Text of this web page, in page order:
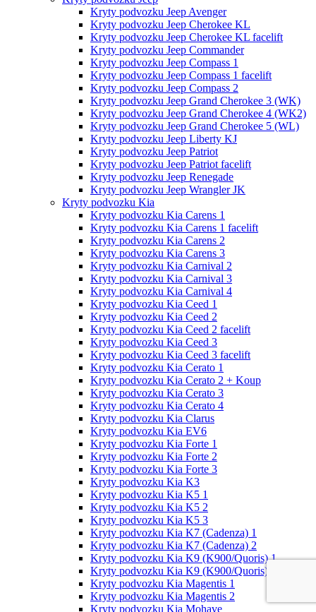
Kryty podvozku Jeep Avenger
Kryty podvozku Jeep Cherokee KL
Kryty podvozku Jeep Cherokee KL facelift
Kryty podvozku Jeep Commander
Kryty podvozku Jeep Compass 1
Kryty podvozku Jeep Compass 1 facelift
Kryty podvozku Jeep Compass 2
Kryty podvozku Jeep Grand Cherokee 3 (WK)
Kryty podvozku Jeep Grand Cherokee 4 (WK2)
Kryty podvozku Jeep Grand Cherokee 5 (WL)
Kryty podvozku Jeep Liberty KJ
Kryty podvozku Jeep Patriot
Kryty podvozku Jeep Patriot facelift
Kryty podvozku Jeep Renegade
Kryty podvozku Jeep Wrangler JK
Kryty podvozku Kia
Kryty podvozku Kia Carens 1
Kryty podvozku Kia Carens 1 facelift
Kryty podvozku Kia Carens 2
Kryty podvozku Kia Carens 3
Kryty podvozku Kia Carnival 2
Kryty podvozku Kia Carnival 3
Kryty podvozku Kia Carnival 4
Kryty podvozku Kia Ceed 1
Kryty podvozku Kia Ceed 2
Kryty podvozku Kia Ceed 2 facelift
Kryty podvozku Kia Ceed 3
Kryty podvozku Kia Ceed 3 facelift
Kryty podvozku Kia Cerato 1
Kryty podvozku Kia Cerato 2 + Koup
Kryty podvozku Kia Cerato 3
Kryty podvozku Kia Cerato 4
Kryty podvozku Kia Clarus
Kryty podvozku Kia EV6
Kryty podvozku Kia Forte 1
Kryty podvozku Kia Forte 2
Kryty podvozku Kia Forte 3
Kryty podvozku Kia K3
Kryty podvozku Kia K5 1
Kryty podvozku Kia K5 2
Kryty podvozku Kia K5 3
Kryty podvozku Kia K7 (Cadenza) 1
Kryty podvozku Kia K7 (Cadenza) 2
Kryty podvozku Kia K9 (K900/Quoris) 1
Kryty podvozku Kia K9 (K900/Quoris) 2
Kryty podvozku Kia Magentis 1
Kryty podvozku Kia Magentis 2
Kryty podvozku Kia Mohave